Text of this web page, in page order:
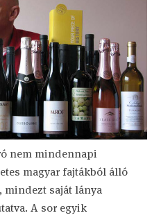
nem mindennapi
magyar fajtákból álló
saját lánya
A sor egyik